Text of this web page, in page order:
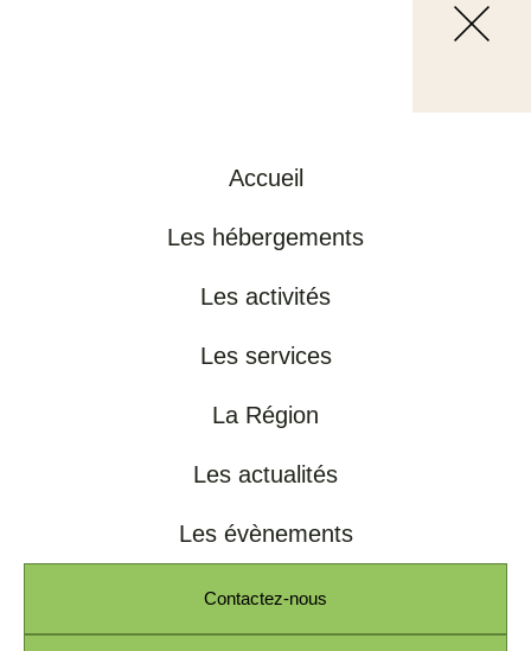
Accueil
Les hébergements
Les activités
Les services
La Région
Les actualités
Les évènements
Contactez-nous